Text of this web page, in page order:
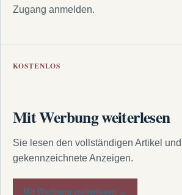
Zugang anmelden.
KOSTENLOS
Mit Werbung weiterlesen
Sie lesen den vollständigen Artikel
gekennzeichnete Anzeigen.
Mit Werbung weiterlesen →